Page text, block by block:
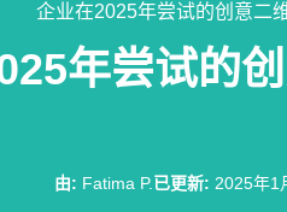
企业在2025年尝试的创意二
年尝试的
由: Fatima P.已更新: 2025年1